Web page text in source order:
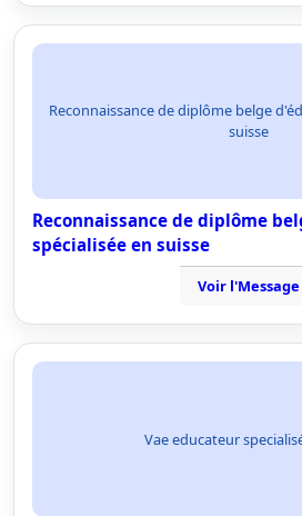
Reconnaissance de diplôme belge
suisse
Reconnaissance de diplôme
spécialisée en suisse
Voir l'Message
Vae educateur